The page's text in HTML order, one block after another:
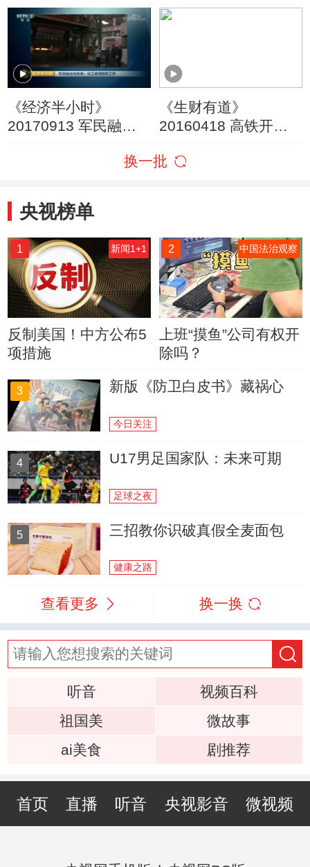
量（下）：品牌铸就
大国梦
《经济半小时》
20170913 军民融合
《生财有道》
20160418 高铁开启
南陵
换一批
央视榜单
1 新闻1+1
反制美国！中方公布5
项措施
2 中国法治观察
上班“摸鱼”公司有权开
除吗？
3 新版《防卫白皮书》藏祸心
今日关注
4 U17男足国家队：未来可期
足球之夜
5 三招教你识破真假全麦面包
健康之路
查看更多 换一换
听音
视频百科
祖国美
微故事
ai美食
剧推荐
首页 直播 听音 央视影音 微视频